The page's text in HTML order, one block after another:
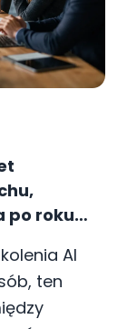
po roku
AI
ten